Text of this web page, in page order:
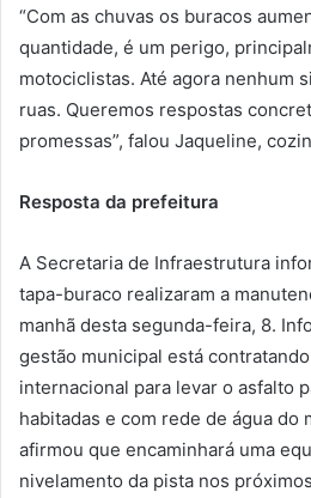
“Com as chuvas os buracos
quantidade, é um perigo,
motociclistas. Até agora nenhum
ruas. Queremos respostas
promessas”, falou Jaqueline,
Resposta da prefeitura
A Secretaria de Infraestrutura
tapa-buraco realizaram a
manhã desta segunda-feira, 8.
gestão municipal está
internacional para levar o asfalto
habitadas e com rede de água do
afirmou que encaminhará uma
nivelamento da pista nos